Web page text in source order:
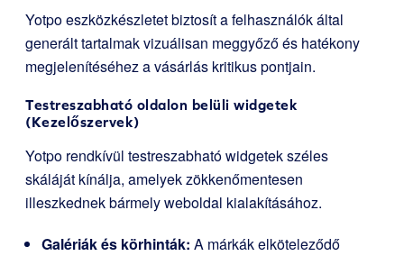
Yotpo eszközkészletet biztosít a felhasználók által
generált tartalmak vizuálisan meggyőző és hatékony
megjelenítéséhez a vásárlás kritikus pontjain.
Testreszabható oldalon belüli widgetek
(Kezelőszervek)
Yotpo rendkívül testreszabható widgetek széles
skáláját kínálja, amelyek zökkenőmentesen
illeszkednek bármely weboldal kialakításához.
Galériák és körhinták: A márkák elköteleződő